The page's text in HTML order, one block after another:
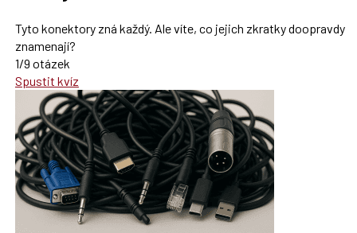
Tyto konektory zná každý. Ale víte, co jejich zkratky doopravdy
znamenají?
1/9 otázek
Spustit kvíz